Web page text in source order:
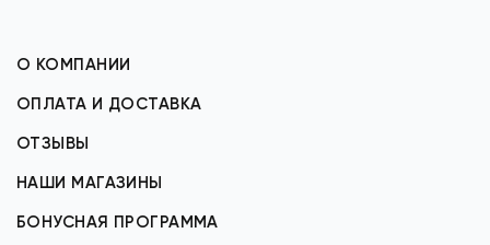
О КОМПАНИИ
ОПЛАТА И ДОСТАВКА
ОТЗЫВЫ
НАШИ МАГАЗИНЫ
БОНУСНАЯ ПРОГРАММА